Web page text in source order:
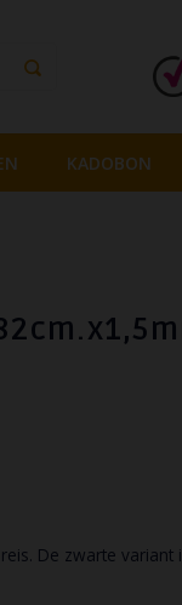
KADOBON
De zwarte variant